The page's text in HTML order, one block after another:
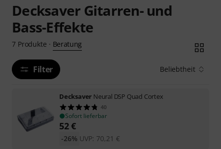
Decksaver Gitarren- und
Bass-Effekte
7 Produkte · Beratung
Filter Beliebtheit
Decksaver Neural DSP Quad Cortex
40
Sofort lieferbar
52€
UVP: 70,21 €
-26%